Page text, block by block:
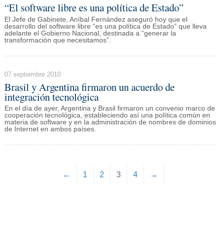
“El software libre es una política de Estado”
El Jefe de Gabinete, Aníbal Fernández aseguró hoy que el
desarrollo del software libre “es una política de Estado” que lleva
adelante el Gobierno Nacional, destinada a “generar la
transformación que necesitamos”.
07 septiembre 2010
Brasil y Argentina firmaron un acuerdo de
integración tecnológica
En el día de ayer, Argentina y Brasil firmaron un convenio marco de
cooperación tecnológica, estableciendo así una política común en
materia de software y en la administración de nombres de dominios
de Internet en ambos países.
← 1 2 3 4 →